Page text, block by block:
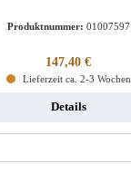
Produktnummer: 01007597
Regulärer Preis:
147,40 €
Lieferzeit ca. 2-3 Wochen
Details